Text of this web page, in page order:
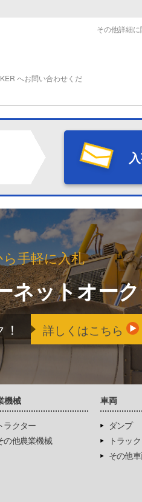
へお問い合わせくだ
その他詳細に
手軽に入札
ネットオー
詳しくはこちら
機械
ラクター
の他農業機械
車両
ダンプ
トラック
その他